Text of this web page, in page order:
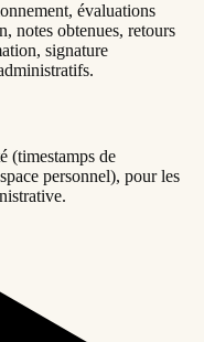
évaluations
notes obtenues, retours
signature
(timestamps de
personnel), pour les